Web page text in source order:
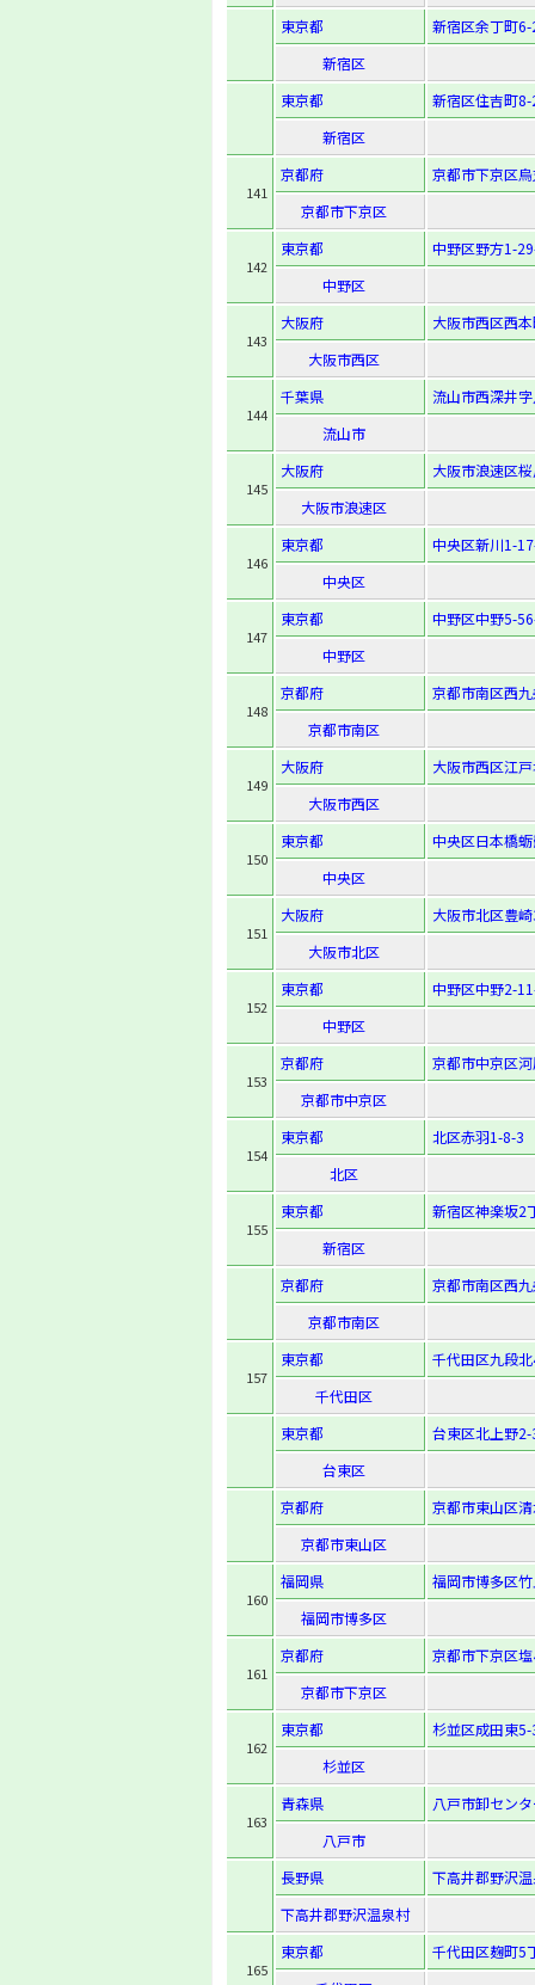
東京都
新宿区余丁町
新宿区
東京都
新宿区住吉町
新宿区
141
京都府
京都市下京区
京都市下京区
142
東京都
中野区野方1-
中野区
143
大阪府
大阪市西区西
大阪市西区
144
千葉県
流山市西深井
流山市
145
大阪府
大阪市浪速区
大阪市浪速区
146
東京都
中央区新川1-
中央区
147
東京都
中野区中野5-
中野区
148
京都府
京都市南区西
京都市南区
149
大阪府
大阪市西区江
大阪市西区
150
東京都
中央区日本橋
中央区
151
大阪府
大阪市北区豊
大阪市北区
152
東京都
中野区中野2-
中野区
153
京都府
京都市中京区
京都市中京区
154
東京都
北区赤羽1-8-3
北区
155
東京都
新宿区神楽坂2
新宿区
京都府
京都市南区西
京都市南区
157
東京都
千代田区九段
千代田区
東京都
台東区北上野
台東区
京都府
京都市東山区
京都市東山区
160
福岡県
福岡市博多区
福岡市博多区
161
京都府
京都市下京区
京都市下京区
162
東京都
杉並区成田東
杉並区
163
青森県
八戸市卸セン
八戸市
長野県
下高井郡野沢
下高井郡野沢温泉村
165
東京都
千代田区麹町5